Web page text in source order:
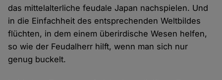
das mittelalterliche feudale Japan nachspielen. Und
in die Einfachheit des entsprechenden Weltbildes
flüchten, in dem einem überirdische Wesen helfen,
so wie der Feudalherr hilft, wenn man sich nur
genug buckelt.